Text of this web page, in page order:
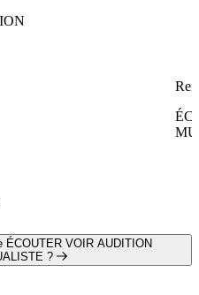
ÉCOUTER VOIR AUDITION
?